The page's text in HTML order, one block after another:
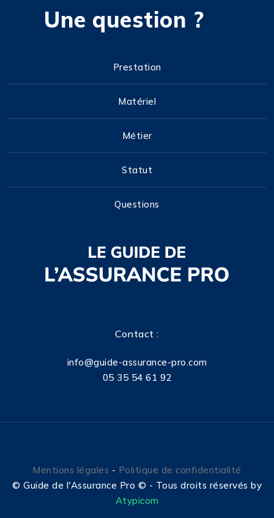
Une question ?
Prestation
Matériel
Métier
Statut
Questions
Contact :
info@guide-assurance-pro.com
05 35 54 61 92
Mentions légales - Politique de confidentialité
© Guide de l'Assurance Pro © - Tous droits réservés by
Atypicom